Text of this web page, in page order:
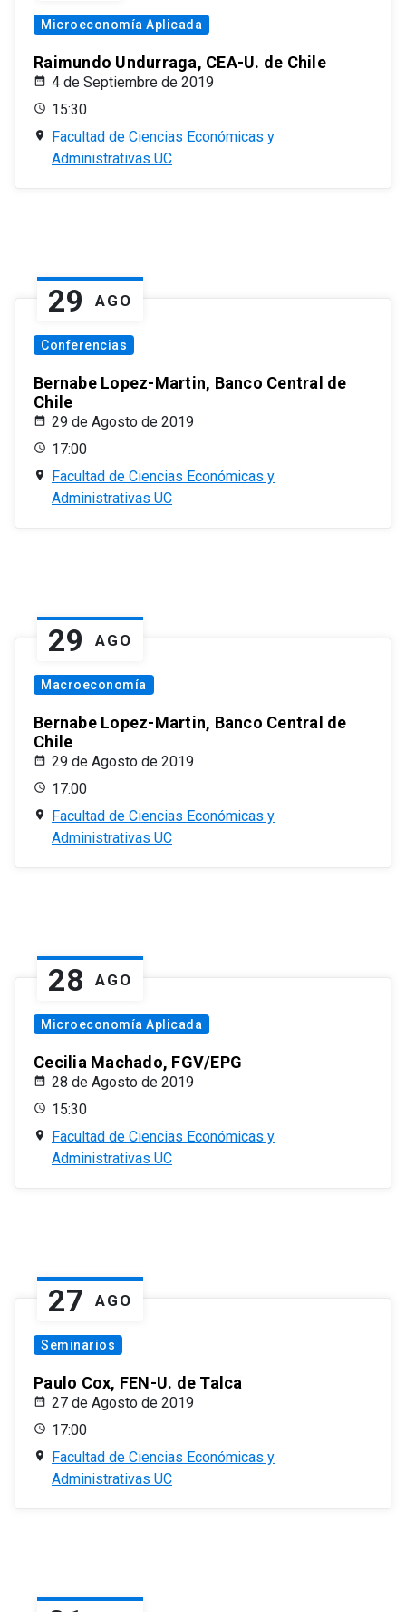
Microeconomía Aplicada
Raimundo Undurraga, CEA-U. de Chile
4 de Septiembre de 2019
15:30
Facultad de Ciencias Económicas y
Administrativas UC
29 AGO
Conferencias
Bernabe Lopez-Martin, Banco Central de
Chile
29 de Agosto de 2019
17:00
Facultad de Ciencias Económicas y
Administrativas UC
29 AGO
Macroeconomía
Bernabe Lopez-Martin, Banco Central de
Chile
29 de Agosto de 2019
17:00
Facultad de Ciencias Económicas y
Administrativas UC
28 AGO
Microeconomía Aplicada
Cecilia Machado, FGV/EPG
28 de Agosto de 2019
15:30
Facultad de Ciencias Económicas y
Administrativas UC
27 AGO
Seminarios
Paulo Cox, FEN-U. de Talca
27 de Agosto de 2019
17:00
Facultad de Ciencias Económicas y
Administrativas UC